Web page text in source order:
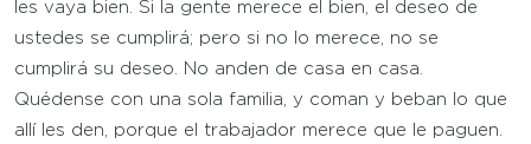
les vaya bien. Si la gente merece el bien, el deseo de
ustedes se cumplirá; pero si no lo merece, no se
cumplirá su deseo. No anden de casa en casa.
Quédense con una sola familia, y coman y beban lo que
allí les den, porque el trabajador merece que le paguen.